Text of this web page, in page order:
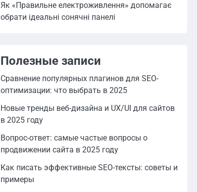
Як «Правильне електроживлення» допомагає
обрати ідеальні сонячні панелі
Полезные записи
Сравнение популярных плагинов для SEO-
оптимизации: что выбрать в 2025
Новые тренды веб-дизайна и UX/UI для сайтов
в 2025 году
Вопрос-ответ: самые частые вопросы о
продвижении сайта в 2025 году
Как писать эффективные SEO-тексты: советы и
примеры